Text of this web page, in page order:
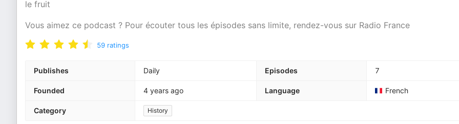
le fruit
Vous aimez ce podcast ? Pour écouter tous les épisodes sans limite, rendez-vous sur Radio France
59 ratings
Publishes Daily Episodes 7
Founded 4 years ago Language French
Category History